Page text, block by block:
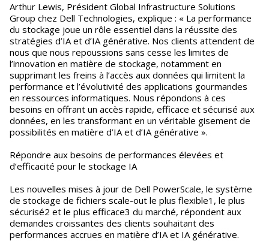
Arthur Lewis, Président Global Infrastructure Solutions
Group chez Dell Technologies, explique : « La performance
du stockage joue un rôle essentiel dans la réussite des
stratégies d’IA et d’IA générative. Nos clients attendent de
nous que nous repoussions sans cesse les limites de
l’innovation en matière de stockage, notamment en
supprimant les freins à l’accès aux données qui limitent la
performance et l’évolutivité des applications gourmandes
en ressources informatiques. Nous répondons à ces
besoins en offrant un accès rapide, efficace et sécurisé aux
données, en les transformant en un véritable gisement de
possibilités en matière d’IA et d’IA générative ».
Répondre aux besoins de performances élevées et
d’efficacité pour le stockage IA
Les nouvelles mises à jour de Dell PowerScale, le système
de stockage de fichiers scale-out le plus flexible1, le plus
sécurisé2 et le plus efficace3 du marché, répondent aux
demandes croissantes des clients souhaitant des
performances accrues en matière d’IA et IA générative.